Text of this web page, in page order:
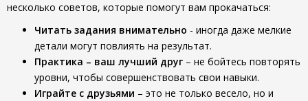
несколько советов, которые помогут вам прокачаться:
Читать задания внимательно - иногда даже мелкие
детали могут повлиять на результат.
Практика – ваш лучший друг – не бойтесь повторять
уровни, чтобы совершенствовать свои навыки.
Играйте с друзьями – это не только весело, но и